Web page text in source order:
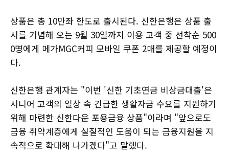
상품은 총 10만좌 한도로 출시된다. 신한은행은 상품 출
시를 기념해 오는 9월 30일까지 이용 고객 중 선착순 500
0명에게 메가MGC커피 모바일 쿠폰 2매를 제공할 예정이
다.
신한은행 관계자는 "이번 '신한 기초연금 비상금대출'은
시니어 고객의 일상 속 긴급한 생활자금 수요를 지원하기
위해 마련한 신한다운 포용금융 상품"이라며 "앞으로도
금융 취약계층에게 실질적인 도움이 되는 금융지원을 지
속적으로 확대해 나가겠다"고 말했다.